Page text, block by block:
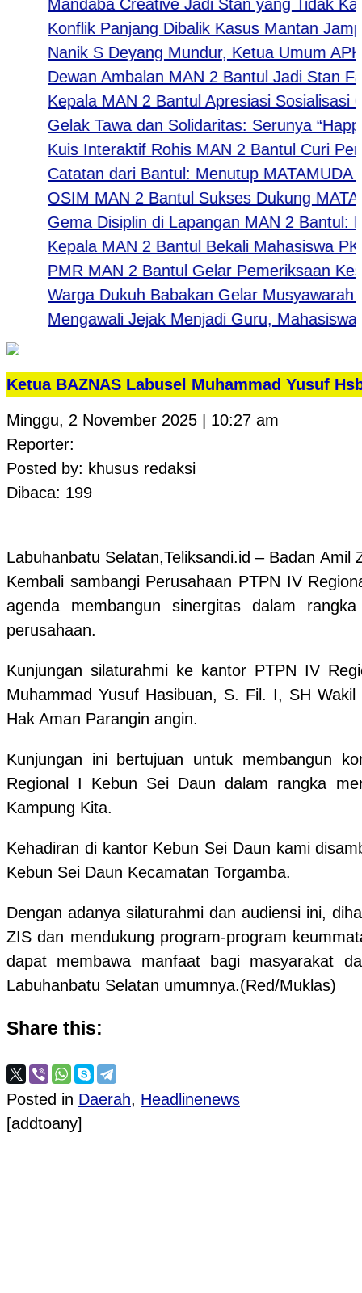
Mandaba Creative Jadi Stan yang Tidak
Konflik Panjang Dibalik Kasus Mantan
Nanik S Deyang Mundur, Ketua Umum
Dewan Ambalan MAN 2 Bantul Jadi Stan
Kepala MAN 2 Bantul Apresiasi Sosialisasi
Gelak Tawa dan Solidaritas: Serunya “Happy
Kuis Interaktif Rohis MAN 2 Bantul Curi
Catatan dari Bantul: Menutup MATAMUDA
OSIM MAN 2 Bantul Sukses Dukung
Gema Disiplin di Lapangan MAN 2 Bantul:
Kepala MAN 2 Bantul Bekali Mahasiswa PK
PMR MAN 2 Bantul Gelar Pemeriksaan
Warga Dukuh Babakan Gelar Musyawarah
Mengawali Jejak Menjadi Guru, Mahasiswa
Ketua BAZNAS Labusel Muhammad Yusuf
Minggu, 2 November 2025 | 10:27 am
Reporter:
Posted by: khusus redaksi
Dibaca: 199
Labuhanbatu Selatan,Teliksandi.id – Badan
Kembali sambangi Perusahaan PTPN IV
agenda membangun sinergitas dalam
perusahaan.
Kunjungan silaturahmi ke kantor PTPN IV
Muhammad Yusuf Hasibuan, S. Fil. I, SH
Hak Aman Parangin angin.
Kunjungan ini bertujuan untuk membangun
Regional I Kebun Sei Daun dalam rangka
Kampung Kita.
Kehadiran di kantor Kebun Sei Daun kami
Kebun Sei Daun Kecamatan Torgamba.
Dengan adanya silaturahmi dan audiensi ini,
ZIS dan mendukung program-program
dapat membawa manfaat bagi masyarakat
Labuhanbatu Selatan umumnya.(Red/Muklas)
Share this:
Posted in Daerah, Headlinenews
[addtoany]